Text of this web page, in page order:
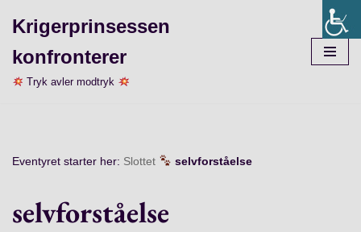
til
indhold
Krigerprinsessen
konfronterer
Tryk avler modtryk
Eventyret starter her: Slottet selvforståelse
selvforståelse